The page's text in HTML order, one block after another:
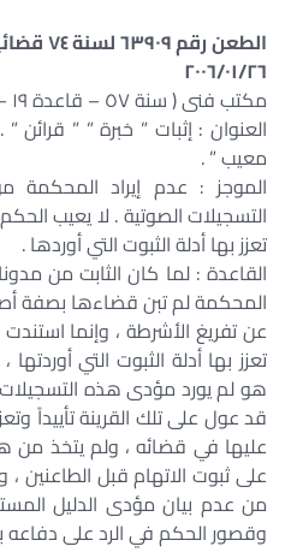
الطعن
٢٠٠٦/٠١/٢٦
مكتب فنى ( سنة ٥٧ – قاعدة ١٩ – صفحة ١٥٧ )
العنوان : إثبات ” خبرة ” ”
معيب ” .
الموجز : عدم إيراد المحكمة
التسجيلات الصوتية . لا يعيب
تعزز بها أدلة الثبوت التي أوردها .
القاعدة : لما كان الثابت من
المحكمة لم تبن قضاءها بصفة
عن تفريغ الأشرطة ، وإنما
تعزز بها أدلة الثبوت التي
هو لم يورد مؤدى هذه
قد عول على تلك القرينة تأييداً
عليها في قضائه ، ولم يتخذ من
على ثبوت الاتهام قبل الطاعنين
من عدم بيان مؤدى الدليل
وقصور الحكم في الرد على دفاعه